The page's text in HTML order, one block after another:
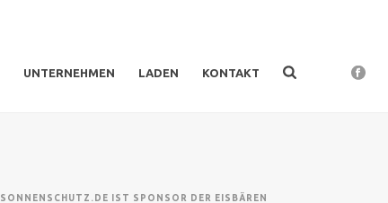
UNTERNEHMEN LADEN KONTAKT
SONNENSCHUTZ.DE IST SPONSOR DER EISBÄREN